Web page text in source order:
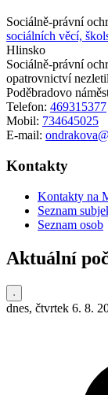
Sociálně-právní
sociálních věcí,
Hlinsko
Sociálně-právní
opatrovnictví
Poděbradovo
Telefon: 469315377
Mobil: 734645025
E-mail:
Kontakty
Kontakty na
Seznam
Seznam osob
Aktuální
dnes, čtvrtek 6. 8.